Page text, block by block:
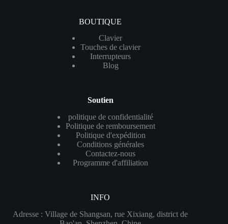
BOUTIQUE
Clavier
Touches de clavier
Interrupteurs
Blog
Soutien
politique de confidentialité
Politique de remboursement
Politique d'expédition
Conditions générales
Contactez-nous
Programme d'affiliation
INFO
Adresse : Village de Shangsan, rue Xixiang, district de